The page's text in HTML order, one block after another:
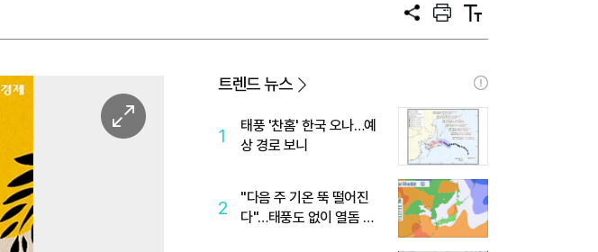
공
프
트
텍
트
이
미
지
확
트렌드 뉴스
1
태풍 '찬홈' 한국 오나…예
상 경로 보니
2
"다음 주 기온 뚝 떨어진
다"…태풍도 없이 열돔 박